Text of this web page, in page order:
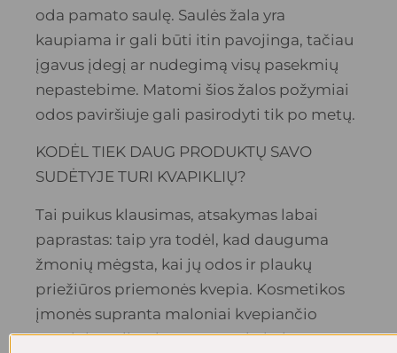
oda pamato saulę. Saulės žala yra
kaupiama ir gali būti itin pavojinga, tačiau
įgavus įdegį ar nudegimą visų pasekmių
nepastebime. Matomi šios žalos požymiai
odos paviršiuje gali pasirodyti tik po metų.
KODĖL TIEK DAUG PRODUKTŲ SAVO
SUDĖTYJE TURI KVAPIKLIŲ?
Tai puikus klausimas, atsakymas labai
paprastas: taip yra todėl, kad dauguma
žmonių mėgsta, kai jų odos ir plaukų
priežiūros priemonės kvepia. Kosmetikos
įmonės supranta maloniai kvepiančio
gaminio galią. Jie supranta, kaip kvapas